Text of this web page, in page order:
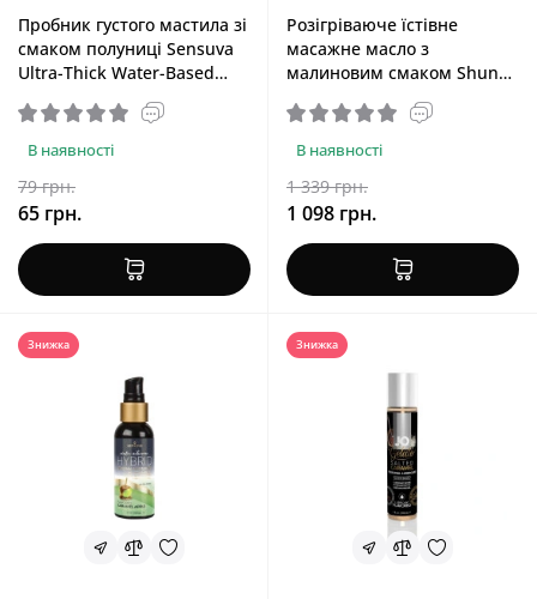
Пробник густого мастила зі
смаком полуниці Sensuva
Ultra-Thick Water-Based
Strawberry, 6 ml
В наявності
79 грн.
65 грн.
Розігріваюче їстівне
масажне масло з
малиновим смаком Shunga
Aphrodisiac Warming Oil
Raspberry Feeling, 100 ml
В наявності
1 339 грн.
1 098 грн.
Знижка Знижка